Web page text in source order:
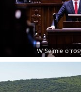
W Sejmie o